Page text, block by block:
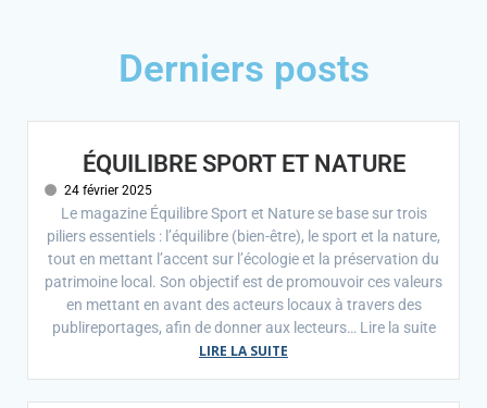
Derniers posts
ÉQUILIBRE SPORT ET NATURE
24 février 2025
Le magazine Équilibre Sport et Nature se base sur trois
piliers essentiels : l’équilibre (bien-être), le sport et la nature,
tout en mettant l’accent sur l’écologie et la préservation du
patrimoine local. Son objectif est de promouvoir ces valeurs
en mettant en avant des acteurs locaux à travers des
publireportages, afin de donner aux lecteurs… Lire la suite
LIRE LA SUITE